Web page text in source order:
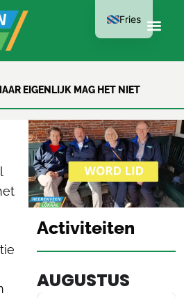
EIGENLIJK MAG HET NIET
KAN AL VANAF
€15 PER JAAR
Activiteiten
AUGUSTUS
Fries